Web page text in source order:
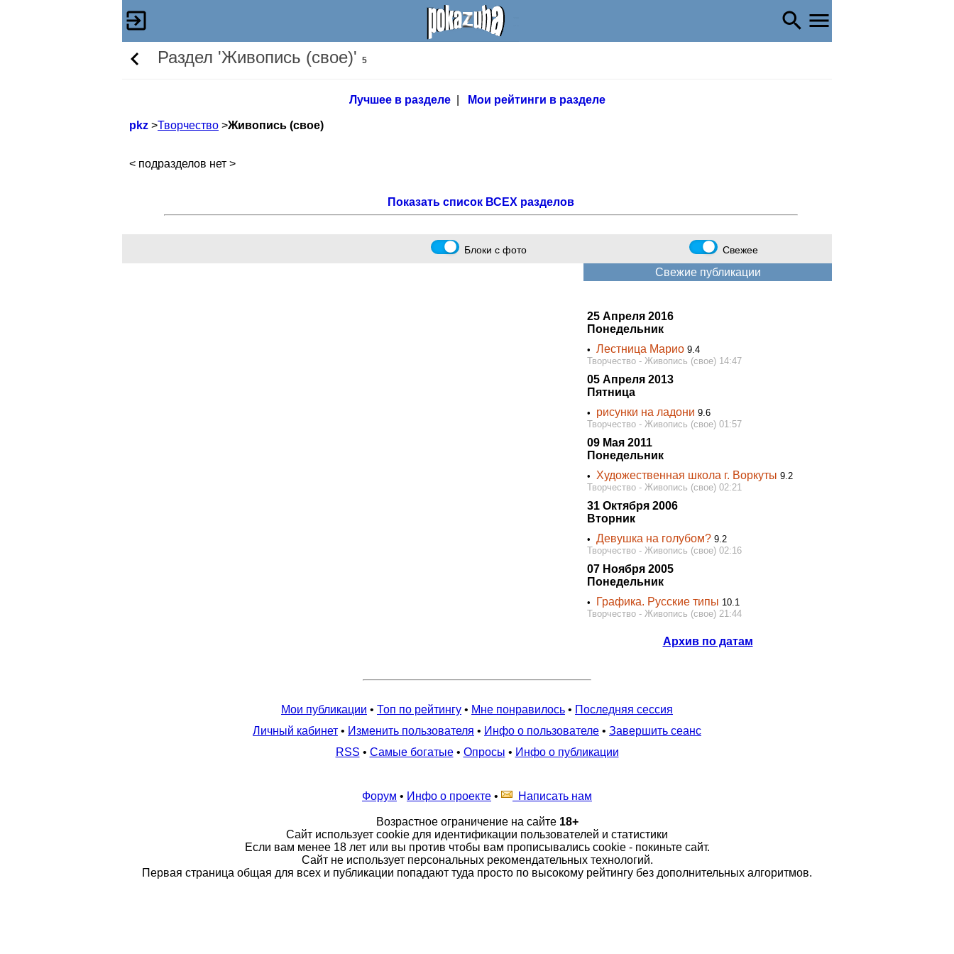
Раздел 'Живопись (свое)' 5
Лучшее в разделе| Мои рейтинги в разделе
pkz >Творчество >Живопись (свое)
< подразделов нет >
Показать список ВСЕХ разделов
Блоки с фото Свежее
Свежие публикации
25 Апреля 2016
Понедельник
• Лестница Марио 9.4
Творчество - Живопись (свое) 14:47
05 Апреля 2013
Пятница
• рисунки на ладони 9.6
Творчество - Живопись (свое) 01:57
09 Мая 2011
Понедельник
• Художественная школа г. Воркуты 9.2
Творчество - Живопись (свое) 02:21
31 Октября 2006
Вторник
• Девушка на голубом? 9.2
Творчество - Живопись (свое) 02:16
07 Ноября 2005
Понедельник
• Графика. Русские типы 10.1
Творчество - Живопись (свое) 21:44
Архив по датам
Мои публикации • Топ по рейтингу • Мне понравилось • Последняя сессия
Личный кабинет • Изменить пользователя • Инфо о пользователе • Завершить сеанс
RSS • Самые богатые• Опросы • Инфо о публикации
Форум • Инфо о проекте • Написать нам
Возрастное ограничение на сайте 18+
Сайт использует cookie для идентификации пользователей и статистики
Если вам менее 18 лет или вы против чтобы вам прописывались cookie - покиньте сайт.
Сайт не использует персональных рекомендательных технологий.
Первая страница общая для всех и публикации попадают туда просто по высокому рейтингу без дополнительных алгоритмов.